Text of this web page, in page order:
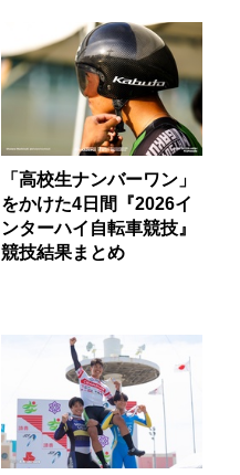
「高校生ナンバーワン」
をかけた4日間『2026イ
ンターハイ自転車競技』
競技結果まとめ